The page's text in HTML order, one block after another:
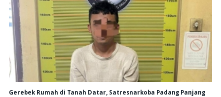
Gerebek Rumah di Tanah Datar, Satresnarkoba Padang Panjang